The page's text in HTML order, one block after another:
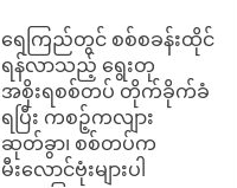
ရေကြည်တွင် စစ်စခန်းထိုင်
ရန်လာသည့် ရွေးတု
အစိုးရစစ်တပ် တိုက်ခိုက်ခံ
ရပြီး ကစဉ့်ကလျား
ဆုတ်ခွာ၊ စစ်တပ်က
မီးလောင်ဗုံးများပါ